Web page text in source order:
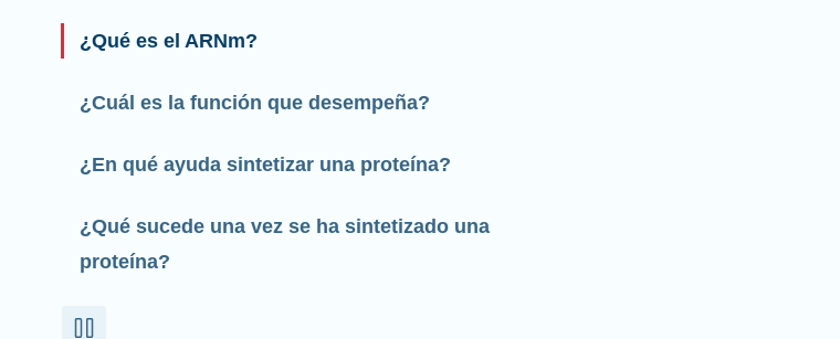
¿Qué es el ARNm?
¿Cuál es la función que desempeña?
¿En qué ayuda sintetizar una proteína?
¿Qué sucede una vez se ha sintetizado una
proteína?